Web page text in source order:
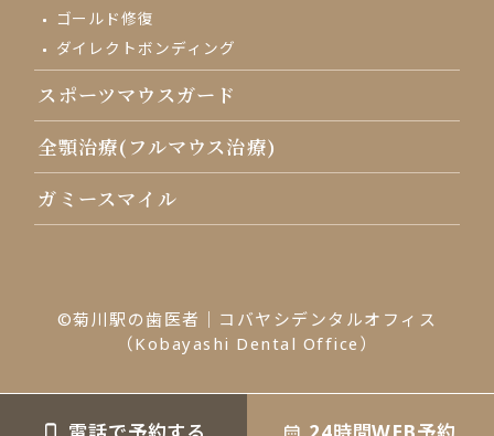
ゴールド修復
ダイレクトボンディング
スポーツマウスガード
全顎治療(フルマウス治療)
ガミースマイル
©菊川駅の歯医者｜コバヤシデンタルオフィス
（Kobayashi Dental Office）